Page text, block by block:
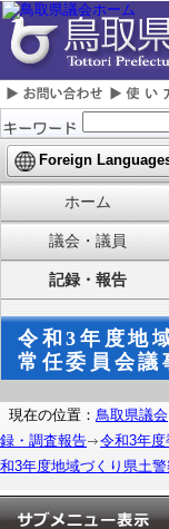
Foreign
ホーム
議会・議員
記録・報告
令和3年度地
常任委員会議
現在の位置： 鳥取県議会
録・調査報告
令和3年
和3年度地域づくり県土